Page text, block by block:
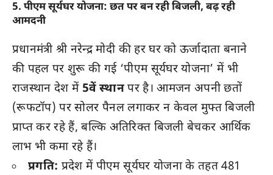
5. पीएम सूर्यघर योजना: छत पर बन रही बिजली, बढ़ रही
आमदनी
प्रधानमंत्री श्री नरेन्द्र मोदी की हर घर को ऊर्जादाता बनाने
की पहल पर शुरू की गई ‘पीएम सूर्यघर योजना’ में भी
राजस्थान देश में 5वें स्थानपर है। आमजन अपनी छतों
(रूफटॉप) पर सोलर पैनल लगाकर न केवल मुफ्त बिजली
प्राप्त कर रहे हैं, बल्कि अतिरिक्त बिजली बेचकर आर्थिक
लाभ भी कमा रहे हैं।
प्रगति: प्रदेश में पीएम सूर्यघर योजना के तहत 481